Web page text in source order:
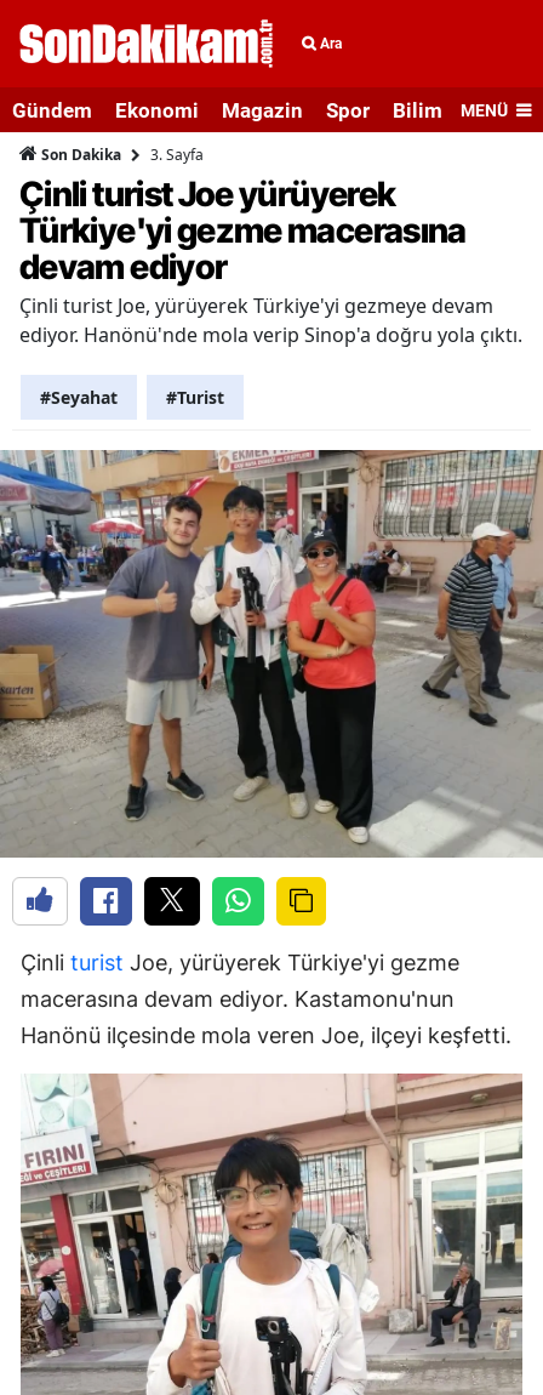
Ara
Gündem Ekonomi Magazin Spor Bilim veMENÜ
Son Dakika 3. Sayfa
Çinli turist Joe yürüyerek
Türkiye'yi gezme macerasına
devam ediyor
Çinli turist Joe, yürüyerek Türkiye'yi gezmeye devam
ediyor. Hanönü'nde mola verip Sinop'a doğru yola çıktı.
#Seyahat #Turist
Çinli turist Joe, yürüyerek Türkiye'yi gezme
macerasına devam ediyor. Kastamonu'nun
Hanönü ilçesinde mola veren Joe, ilçeyi keşfetti.